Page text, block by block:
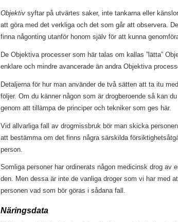
Objektiv syftar på utvärtes saker, inte tankarna eller
att göra med det verkliga och det som går att observera.
finna någonting utanför honom själv för att kunna
De Objektiva processer som här talas om kallas ”lätta”
enklare och mindre avancerade än andra Objektiva
Detaljerna för hur man använder de två sätten att ta itu
följer. Om du känner någon som är drogberoende så kan
genom att tillämpa de principer och tekniker som ges här.
Vid allvarliga fall av drogmissbruk bör man skicka
att bestämma om det finns några särskilda
person.
Somliga personer har ordinerats någon medicinsk drog av
den. Men dessa är inte de vanliga droger som vi har med
personen vad som bör göras i sådana fall.
Näringsdata